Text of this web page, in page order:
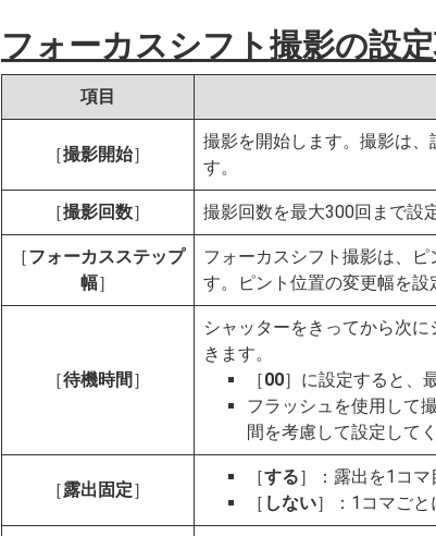
フォーカスシフト撮影の設定
項目
［撮影開始］
撮影を開始します。撮影は
す。
［撮影回数］ 撮影回数を最大300回まで設
［フォーカスステップ
幅］
フォーカスシフト撮影は、
す。ピント位置の変更幅を設
［待機時間 ］
シャッターをきってから次
きます。
［00］に設定すると、
フラッシュを使用して
間を考慮して設定してく
［露出固定］
［する］：露出を1コマ
［ しない］：1コマごと